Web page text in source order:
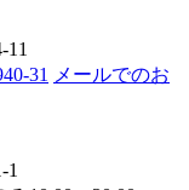
11
31
メールでのお
1